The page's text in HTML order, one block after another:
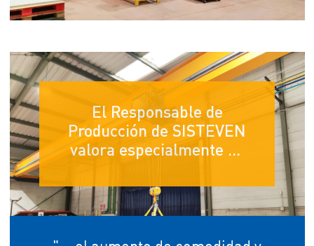
El Responsable de
Producción de SISTEVEN
valora especialmente ...